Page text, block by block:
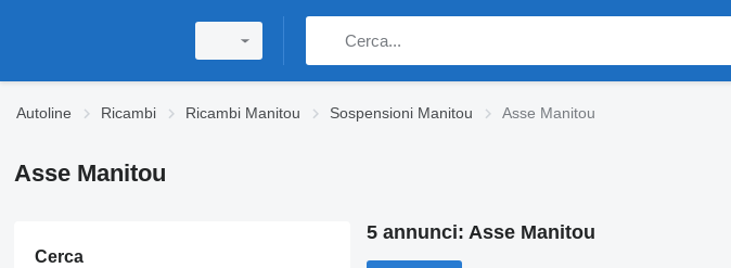
Autoline Ricambi Ricambi Manitou Sospensioni Manitou Asse Manitou
Asse Manitou
Cerca
5 annunci: Asse Manitou